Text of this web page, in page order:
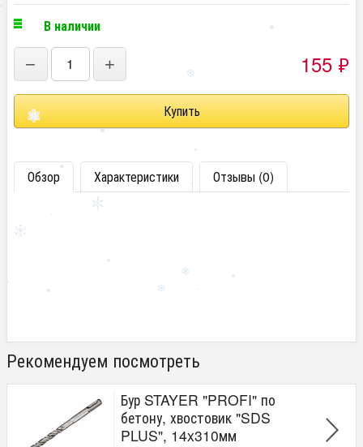
В наличии
− + 155 ₽
Обзор Характеристики Отзывы (0)
Рекомендуем посмотреть
Бур STAYER "PROFI" по
бетону, хвостовик "SDS
PLUS", 14x310мм